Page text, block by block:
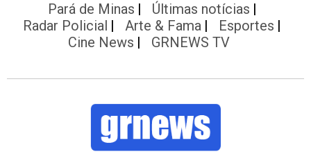
Pará de Minas
Últimas notícias
Radar Policial
Arte & Fama
Esportes
Cine News
GRNEWS TV